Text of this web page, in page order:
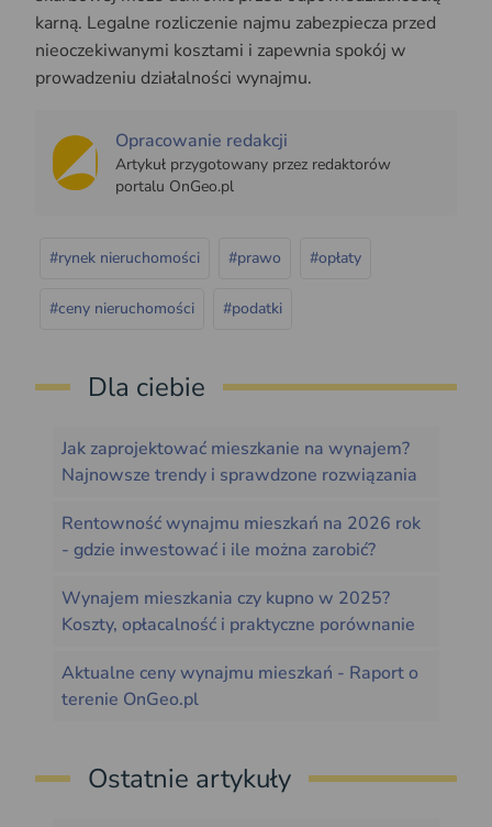
karną. Legalne rozliczenie najmu zabezpiecza przed
nieoczekiwanymi kosztami i zapewnia spokój w
prowadzeniu działalności wynajmu.
Opracowanie redakcji
Artykuł przygotowany przez redaktorów
portalu OnGeo.pl
#rynek nieruchomości #prawo #opłaty
#ceny nieruchomości #podatki
Dla ciebie
Jak zaprojektować mieszkanie na wynajem?
Najnowsze trendy i sprawdzone rozwiązania
Rentowność wynajmu mieszkań na 2026 rok
- gdzie inwestować i ile można zarobić?
Wynajem mieszkania czy kupno w 2025?
Koszty, opłacalność i praktyczne porównanie
Aktualne ceny wynajmu mieszkań - Raport o
terenie OnGeo.pl
Ostatnie artykuły